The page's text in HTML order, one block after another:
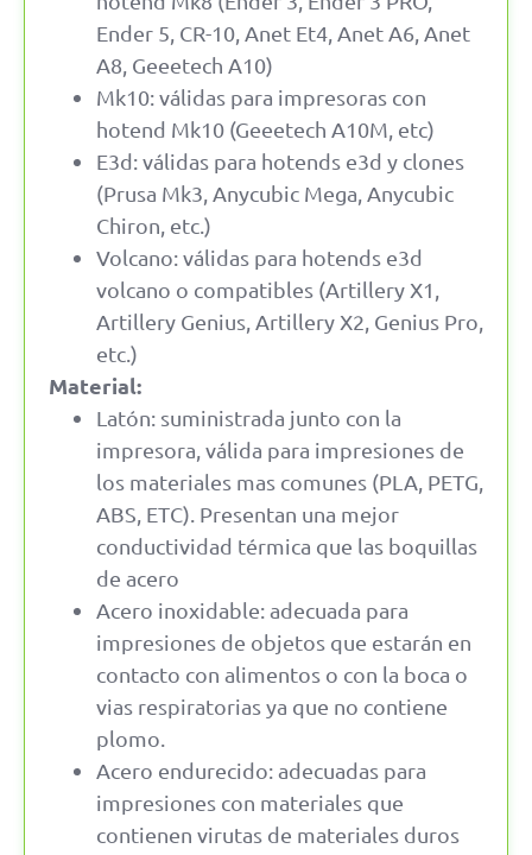
Ender 5, CR-10, Anet Et4, Anet A6, Anet
A8, Geeetech A10)
Mk10: válidas para impresoras con
hotend Mk10 (Geeetech A10M, etc)
E3d: válidas para hotends e3d y clones
(Prusa Mk3, Anycubic Mega, Anycubic
Chiron, etc.)
Volcano: válidas para hotends e3d
volcano o compatibles (Artillery X1,
Artillery Genius, Artillery X2, Genius Pro,
etc.)
Material:
Latón: suministrada junto con la
impresora, válida para impresiones de
los materiales mas comunes (PLA, PETG,
ABS, ETC). Presentan una mejor
conductividad térmica que las boquillas
de acero
Acero inoxidable: adecuada para
impresiones de objetos que estarán en
contacto con alimentos o con la boca o
vias respiratorias ya que no contiene
plomo.
Acero endurecido: adecuadas para
impresiones con materiales que
contienen virutas de materiales duros